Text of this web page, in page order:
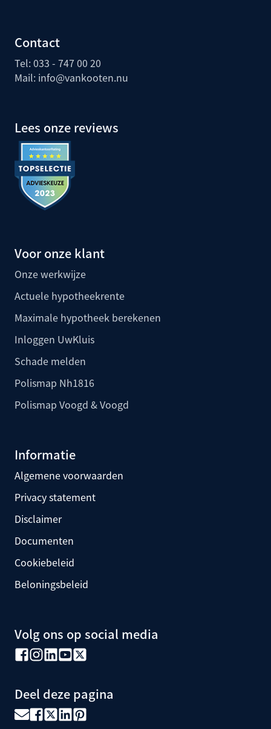
Contact
Tel: 033 - 747 00 20
Mail: info@vankooten.nu
Lees onze reviews
Voor onze klant
Onze werkwijze
Actuele hypotheekrente
Maximale hypotheek berekenen
Inloggen UwKluis
Schade melden
Polismap Nh1816
Polismap Voogd & Voogd
Informatie
Algemene voorwaarden
Privacy statement
Disclaimer
Documenten
Cookiebeleid
Beloningsbeleid
Volg ons op social media
Deel deze pagina